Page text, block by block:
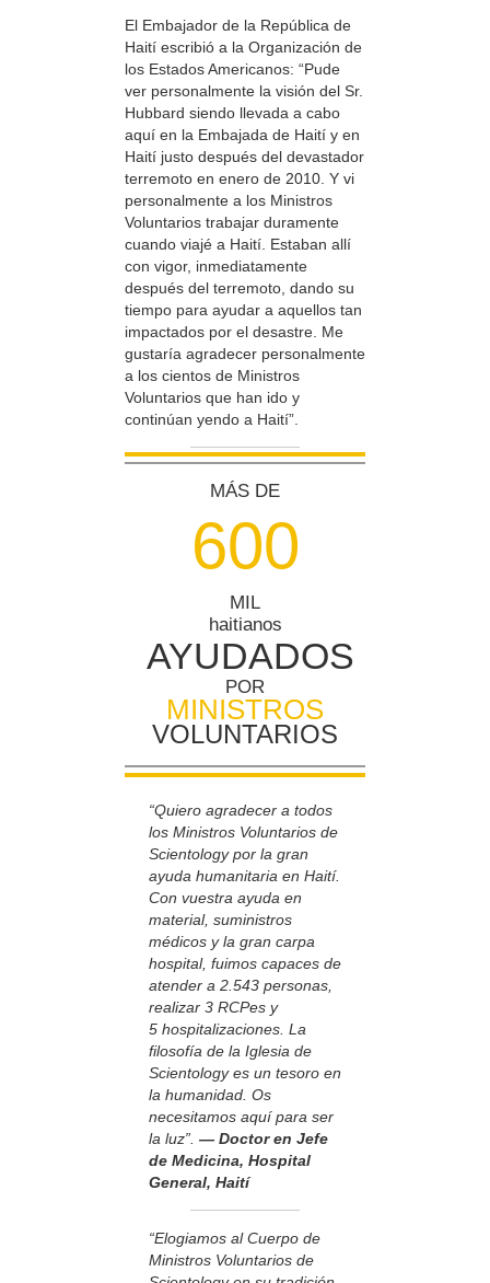
El Embajador de la República de
Haití escribió a la Organización de
los Estados Americanos: “Pude
ver personalmente la visión del Sr.
Hubbard siendo llevada a cabo
aquí en la Embajada de Haití y en
Haití justo después del devastador
terremoto en enero de 2010. Y vi
personalmente a los Ministros
Voluntarios trabajar duramente
cuando viajé a Haití. Estaban allí
con vigor, inmediatamente
después del terremoto, dando su
tiempo para ayudar a aquellos tan
impactados por el desastre. Me
gustaría agradecer personalmente
a los cientos de Ministros
Voluntarios que han ido y
continúan yendo a Haití”.
MÁS DE
600
MIL
haitianos
AYUDADOS
POR
MINISTROS
VOLUNTARIOS
“Quiero agradecer a todos
los Ministros Voluntarios de
Scientology por la gran
ayuda humanitaria en Haití.
Con vuestra ayuda en
material, suministros
médicos y la gran carpa
hospital, fuimos capaces de
atender a 2.543 personas,
realizar 3 RCPes y
5 hospitalizaciones. La
filosofía de la Iglesia de
Scientology es un tesoro en
la humanidad. Os
necesitamos aquí para ser
la luz”. — Doctor en Jefe
de Medicina, Hospital
General, Haití
“Elogiamos al Cuerpo de
Ministros Voluntarios de